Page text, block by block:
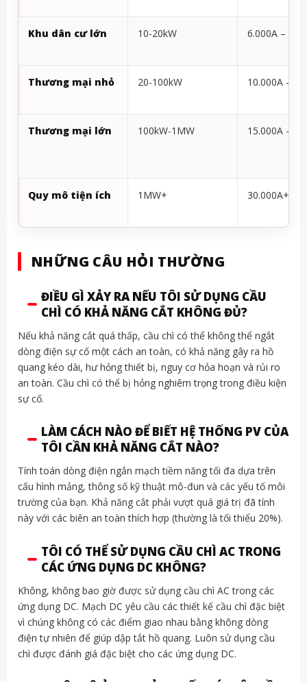
Khu dân cư lớn 10-20kW 6.000A –
Thương mại nhỏ 20-100kW 10.000A –
Thương mại lớn 100kW-1MW 15.000A –
Quy mô tiện ích 1MW+ 30.000A+
NHỮNG CÂU HỎI THƯỜNG
ĐIỀU GÌ XẢY RA NẾU TÔI SỬ DỤNG CẦU
CHÌ CÓ KHẢ NĂNG CẮT KHÔNG ĐỦ?
Nếu khả năng cắt quá thấp, cầu chì có thể không thể ngắt
dòng điện sự cố một cách an toàn, có khả năng gây ra hồ
quang kéo dài, hư hỏng thiết bị, nguy cơ hỏa hoạn và rủi ro
an toàn. Cầu chì có thể bị hỏng nghiêm trọng trong điều kiện
sự cố.
LÀM CÁCH NÀO ĐỂ BIẾT HỆ THỐNG PV CỦA
TÔI CẦN KHẢ NĂNG CẮT NÀO?
Tính toán dòng điện ngắn mạch tiềm năng tối đa dựa trên
cấu hình mảng, thông số kỹ thuật mô-đun và các yếu tố môi
trường của bạn. Khả năng cắt phải vượt quá giá trị đã tính
này với các biên an toàn thích hợp (thường là tối thiểu 20%).
TÔI CÓ THỂ SỬ DỤNG CẦU CHÌ AC TRONG
CÁC ỨNG DỤNG DC KHÔNG?
Không, không bao giờ được sử dụng cầu chì AC trong các
ứng dụng DC. Mạch DC yêu cầu các thiết kế cầu chì đặc biệt
vì chúng không có các điểm giao nhau bằng không dòng
điện tự nhiên để giúp dập tắt hồ quang. Luôn sử dụng cầu
chì được đánh giá đặc biệt cho các ứng dụng DC.